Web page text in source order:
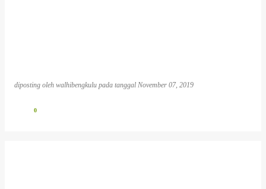
diposting oleh walhibengkulu pada tanggal November 07, 2019
0